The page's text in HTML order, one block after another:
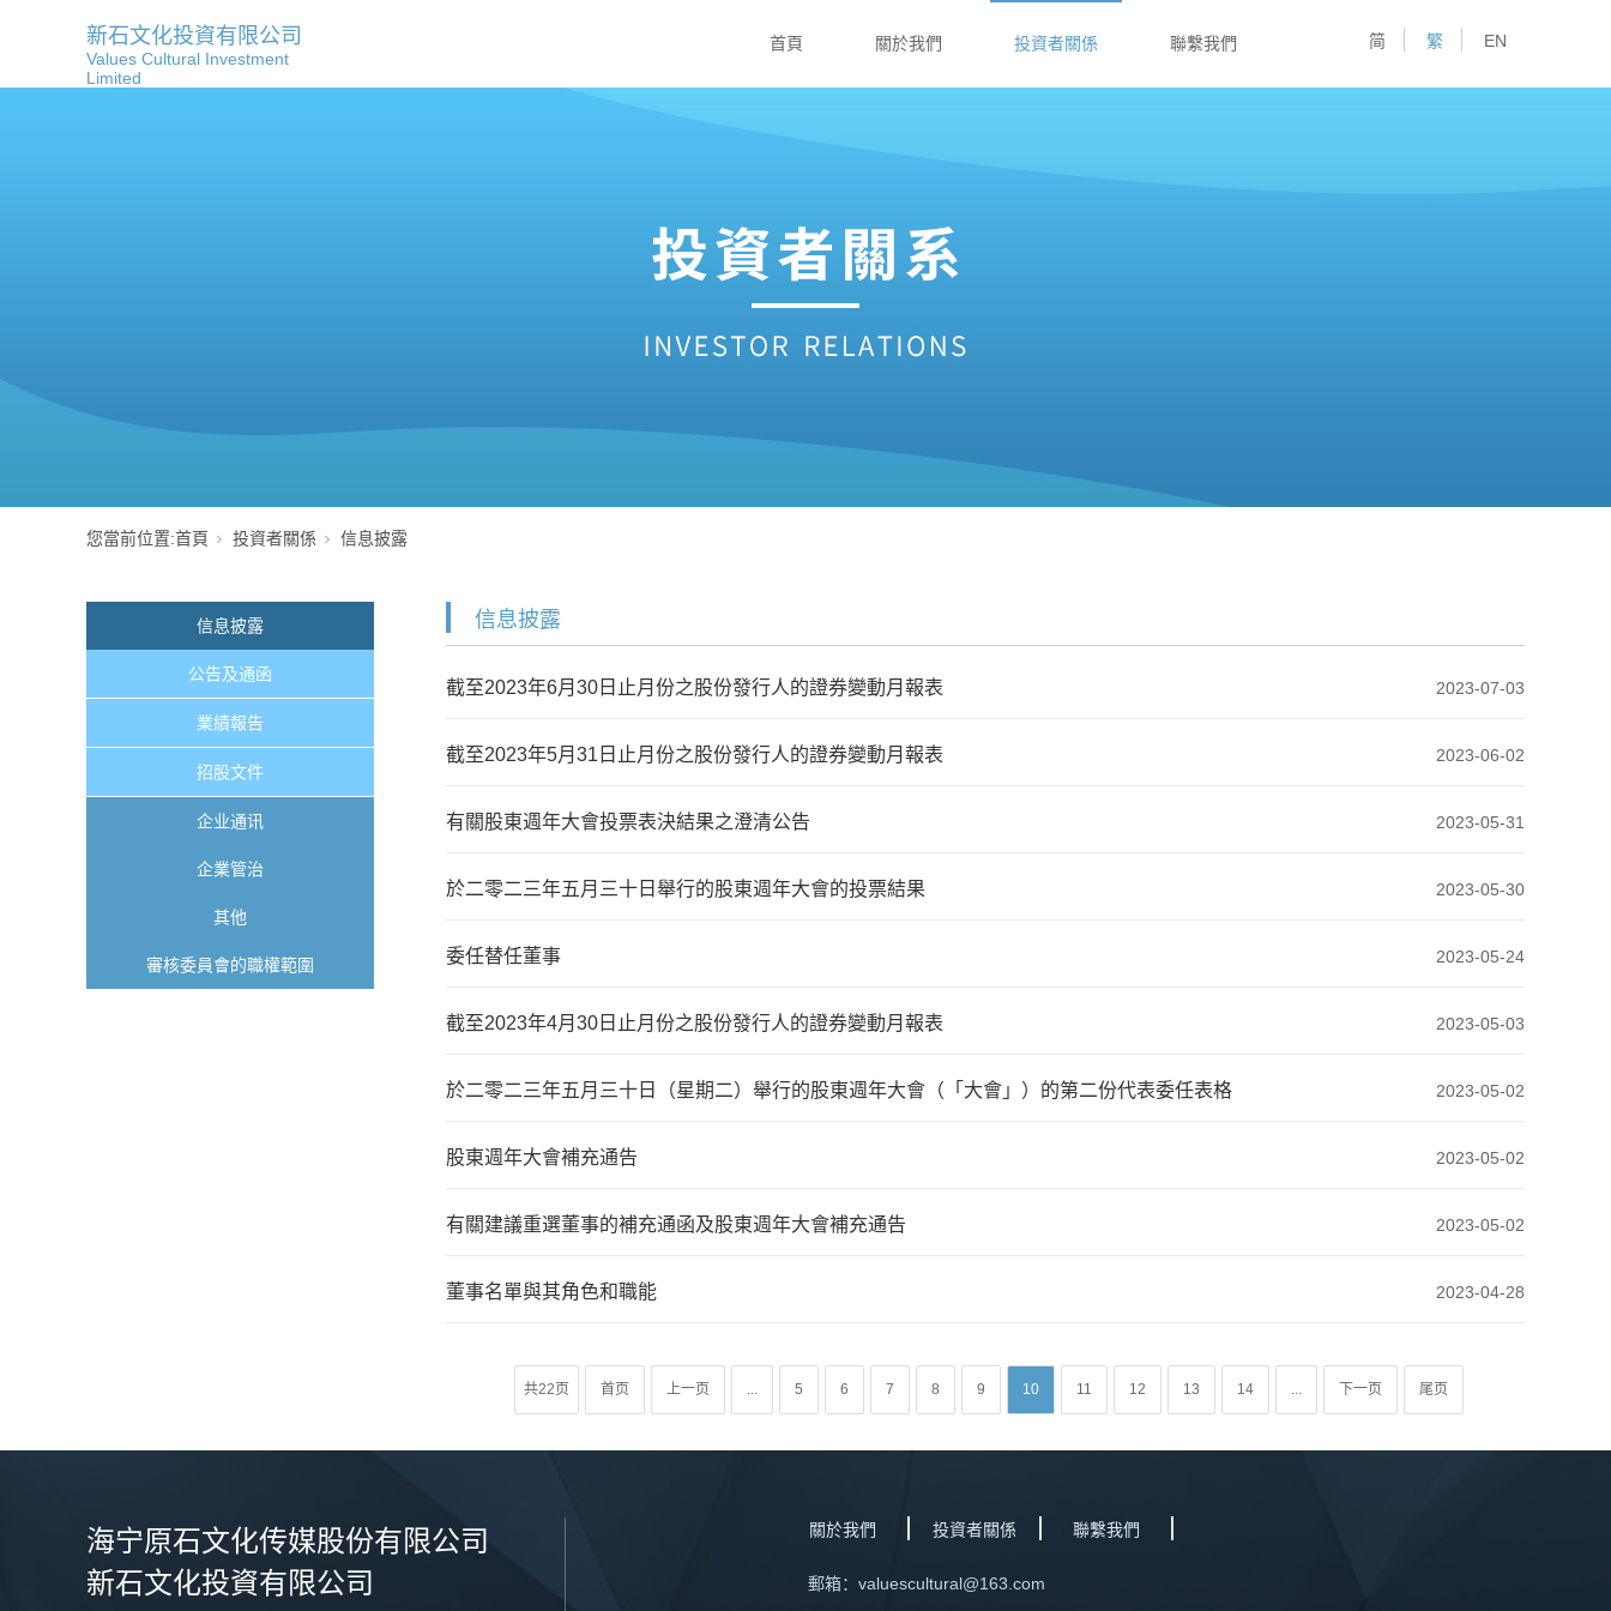
新石文化投資有限公司
Values Cultural Investment
Limited
首頁 關於我們 投資者關係 聯繫我們 简 繁 EN
您當前位置:首頁 投資者關係 信息披露
信息披露
公告及通函
業績報告
招股文件
企业通讯
企業管治
其他
審核委員會的職權範圍
信息披露
截至2023年6月30日止月份之股份發行人的證券變動月報表 2023-07-03
截至2023年5月31日止月份之股份發行人的證券變動月報表 2023-06-02
有關股東週年大會投票表決結果之澄清公告 2023-05-31
於二零二三年五月三十日舉行的股東週年大會的投票結果 2023-05-30
委任替任董事 2023-05-24
截至2023年4月30日止月份之股份發行人的證券變動月報表 2023-05-03
於二零二三年五月三十日（星期二）舉行的股東週年大會（「大會」）的第二份代表委任表格 2023-05-02
股東週年大會補充通告 2023-05-02
有關建議重選董事的補充通函及股東週年大會補充通告 2023-05-02
董事名單與其角色和職能 2023-04-28
共22页 首页 上一页 ... 5 6 7 8 9 10 11 12 13 14 ... 下一页 尾页
海宁原石文化传媒股份有限公司
新石文化投資有限公司
關於我們 投資者關係 聯繫我們
郵箱：valuescultural@163.com